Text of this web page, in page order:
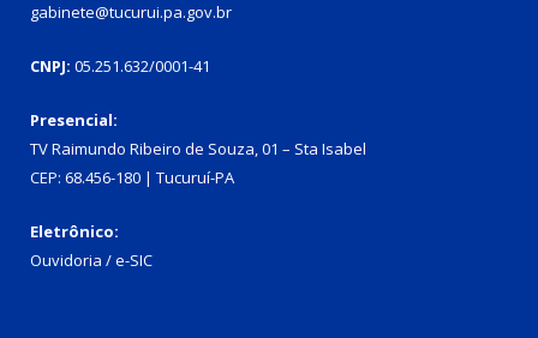
gabinete@tucurui.pa.gov.br
CNPJ: 05.251.632/0001-41
Presencial:
TV Raimundo Ribeiro de Souza, 01 – Sta Isabel
CEP: 68.456-180 | Tucuruí-PA
Eletrônico:
Ouvidoria /e-SIC